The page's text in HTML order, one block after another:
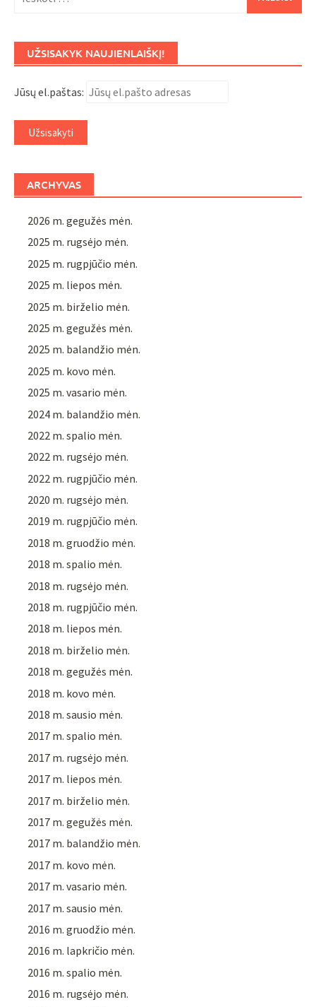
UŽSISAKYK NAUJIENLAIŠKĮ!
Jūsų el.paštas:
ARCHYVAS
2026 m. gegužės mėn.
2025 m. rugsėjo mėn.
2025 m. rugpjūčio mėn.
2025 m. liepos mėn.
2025 m. birželio mėn.
2025 m. gegužės mėn.
2025 m. balandžio mėn.
2025 m. kovo mėn.
2025 m. vasario mėn.
2024 m. balandžio mėn.
2022 m. spalio mėn.
2022 m. rugsėjo mėn.
2022 m. rugpjūčio mėn.
2020 m. rugsėjo mėn.
2019 m. rugpjūčio mėn.
2018 m. gruodžio mėn.
2018 m. spalio mėn.
2018 m. rugsėjo mėn.
2018 m. rugpjūčio mėn.
2018 m. liepos mėn.
2018 m. birželio mėn.
2018 m. gegužės mėn.
2018 m. kovo mėn.
2018 m. sausio mėn.
2017 m. spalio mėn.
2017 m. rugsėjo mėn.
2017 m. liepos mėn.
2017 m. birželio mėn.
2017 m. gegužės mėn.
2017 m. balandžio mėn.
2017 m. kovo mėn.
2017 m. vasario mėn.
2017 m. sausio mėn.
2016 m. gruodžio mėn.
2016 m. lapkričio mėn.
2016 m. spalio mėn.
2016 m. rugsėjo mėn.